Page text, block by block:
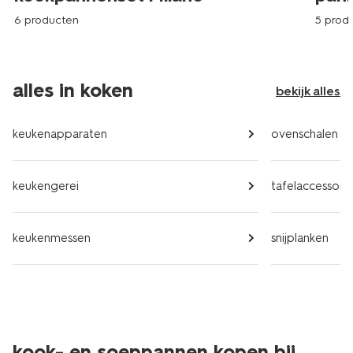
6 producten 5
alles in koken bekijk alles
keukenapparaten
keukengerei
keukenmessen
ovenschalen
snijplanken